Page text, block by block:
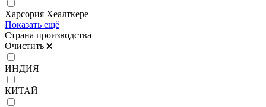
Харсория Хеалткере
Показать ещё
Страна производства
Очистить
ИНДИЯ
КИТАЙ